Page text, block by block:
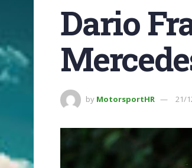
Dario
by MotorsportHR 21/